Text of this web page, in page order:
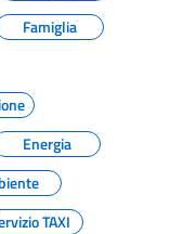
Famiglia
Energia
TAXI